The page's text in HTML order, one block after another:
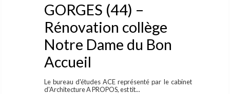
GORGES (44) –
Rénovation collège
Notre Dame du Bon
Accueil
Le bureau d'études ACE représenté par le cabinet
d'Architecture A PROPOS, est tit...